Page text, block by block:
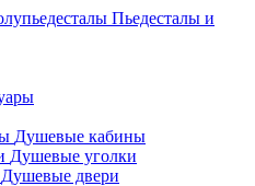
Пьедесталы и
Душевые кабины
Душевые уголки
Душевые двери